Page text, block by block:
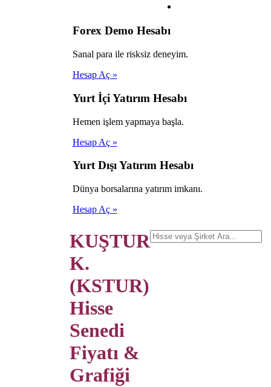
Forex Demo Hesabı
Sanal para ile risksiz deneyim.
Hesap Aç »
Yurt İçi Yatırım Hesabı
Hemen işlem yapmaya başla.
Hesap Aç »
Yurt Dışı Yatırım Hesabı
Dünya borsalarına yatırım imkanı.
Hesap Aç »
KUŞTUR
K.
(KSTUR)
Hisse
Senedi
Fiyatı &
Grafiği